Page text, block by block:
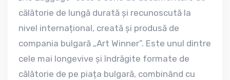
călătorie de lungă durată și recunoscută la
nivel internațional, creată și produsă de
compania bulgară „Art Winner”. Este unul dintre
cele mai longevive și îndrăgite formate de
călătorie de pe piața bulgară, combinând cu